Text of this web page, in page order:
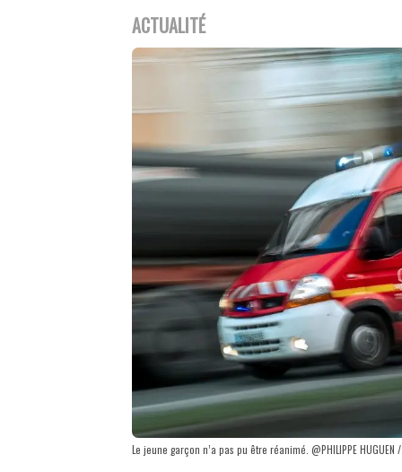
ACTUALITÉ
Le jeune garçon n’a pas pu être réanimé. @PHILIPPE HUGUEN /